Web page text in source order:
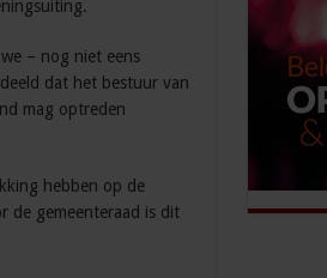
– nog niet eens
dat het bestuur van
mag optreden
hebben op de
de gemeenteraad is dit